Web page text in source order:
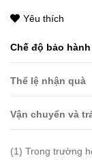
Yêu thích
Chế độ bảo hành
Thể lệ nhận quà
Vận chuyển và
(1) Trong trường